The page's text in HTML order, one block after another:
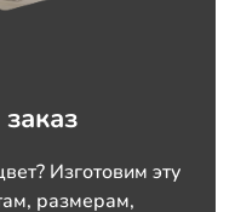
Изготовим эту
размерам,